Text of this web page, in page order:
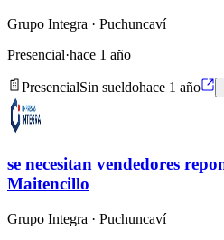
Grupo Integra · Puchuncaví
Presencial·hace 1 año
PresencialSin sueldohace 1 año
se necesitan vendedores
Maitencillo
Grupo Integra · Puchuncaví